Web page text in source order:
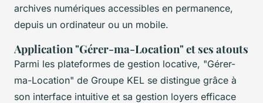
archives numériques accessibles en permanence,
depuis un ordinateur ou un mobile.
Application "Gérer-ma-Location" et ses atouts
Parmi les plateformes de gestion locative, "Gérer-
ma-Location" de Groupe KEL se distingue grâce à
son interface intuitive et sa gestion loyers efficace